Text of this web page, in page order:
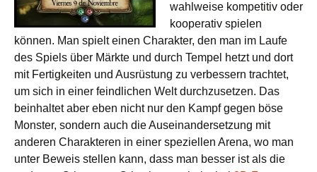
wahlweise kompetitiv oder
kooperativ spielen
können. Man spielt einen Charakter, den man im Laufe
des Spiels über Märkte und durch Tempel hetzt und dort
mit Fertigkeiten und Ausrüstung zu verbessern trachtet,
um sich in einer feindlichen Welt durchzusetzen. Das
beinhaltet aber eben nicht nur den Kampf gegen böse
Monster, sondern auch die Auseinandersetzung mit
anderen Charakteren in einer speziellen Arena, wo man
unter Beweis stellen kann, dass man besser ist als die